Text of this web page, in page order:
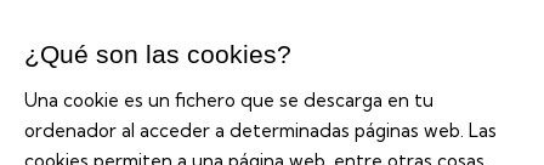
¿Qué son las cookies?
Una cookie es un fichero que se descarga en tu
ordenador al acceder a determinadas páginas web. Las